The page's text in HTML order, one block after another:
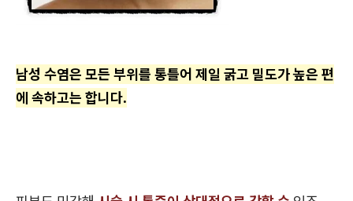
남성 수염은 모든 부위를 통틀어 제일 굵고 밀도가 높은 편
에 속하고는 합니다.